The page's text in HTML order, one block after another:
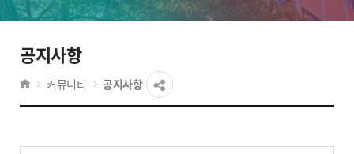
공지사항
커뮤니티 공지사항